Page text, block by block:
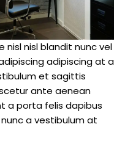
nisl nisl blandit nunc vel
adipiscing at a
et sagittis
ante aenean
a porta felis dapibus
a vestibulum at